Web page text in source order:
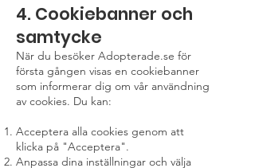
4. Cookiebanner och
samtycke
När du besöker Adopterade.se för
första gången visas en cookiebanner
som informerar dig om vår användning
av cookies. Du kan:
Acceptera alla cookies genom att
klicka på "Acceptera".
Anpassa dina inställningar och välja